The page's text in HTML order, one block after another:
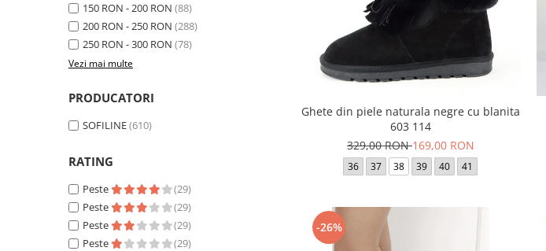
150 RON - 200 RON (88)
200 RON - 250 RON (288)
250 RON - 300 RON (78)
Vezi mai multe
PRODUCATORI
SOFILINE(610)
RATING
Peste
(29)
Peste
(29)
Peste
(29)
Peste
(29)
Ghete din piele naturala negre cu blanita
603 114
329,00 RON169,00 RON
36 37 38 39 40 41
-26%